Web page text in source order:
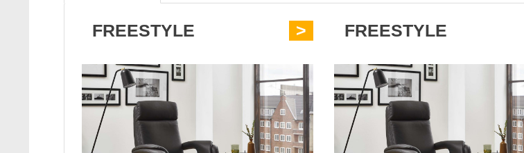
FREESTYLE > FREESTYLE